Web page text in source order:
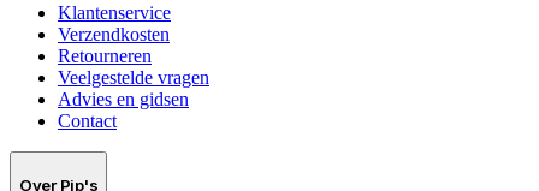
Klantenservice
Verzendkosten
Retourneren
Veelgestelde vragen
Advies en gidsen
Contact
Over Pip's